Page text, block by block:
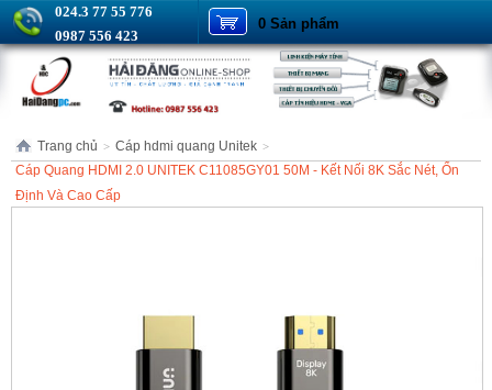
024.3 77 55 776
0987 556 423
0 Sản phẩm
Trang chủ > Cáp hdmi quang Unitek >
Cáp Quang HDMI 2.0 UNITEK C11085GY01 50M - Kết Nối 8K Sắc Nét, Ổn
Định Và Cao Cấp